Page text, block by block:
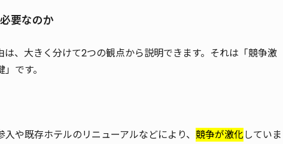
要なのか
は、大きく分けて2つの観点から説明できます。それは「競争激
です。
や既存ホテルのリニューアルなどにより、 競争が激化していま